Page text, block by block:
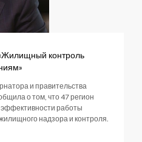
контроль
и правительства
о том, что 47 регион
работы
надзора и контроля.